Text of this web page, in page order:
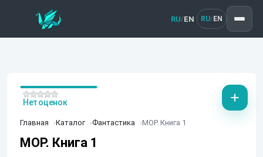
RU/EN RU/ EN
Главная Каталог Фантастика МОР. Книга 1
МОР. Книга 1
Нет оценок